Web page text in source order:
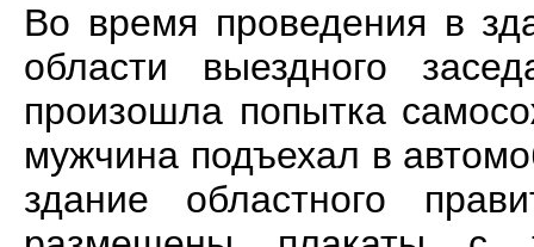
Во время проведения в
области выездного
произошла попытка
мужчина подъехал в
здание областного